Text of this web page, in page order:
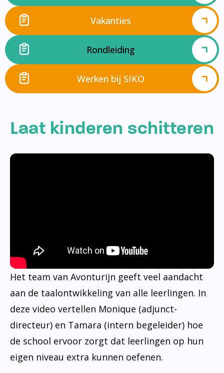
Vakanties
Rondleiding
Werken bij SIKO
Laat kinderen schitteren
Het team van Avonturijn geeft veel aandacht
aan de taalontwikkeling van alle leerlingen. In
deze video vertellen Monique (adjunct-
directeur) en Tamara (intern begeleider) hoe
de school ervoor zorgt dat leerlingen op hun
eigen niveau extra kunnen oefenen.